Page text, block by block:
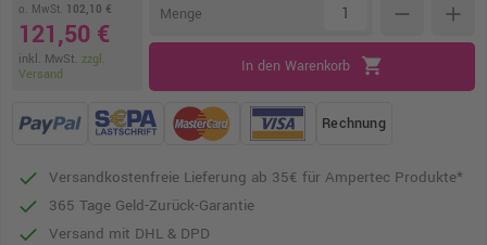
o. MwSt. 102,10 €
121,50 €
inkl. MwSt. zzgl.
Versand
Menge remove add
In den Warenkorb shopping_cart
Rechnung
Versandkostenfreie Lieferung ab 35€ für Ampertec Produkte*
365 Tage Geld-Zurück-Garantie
Versand mit DHL & DPD